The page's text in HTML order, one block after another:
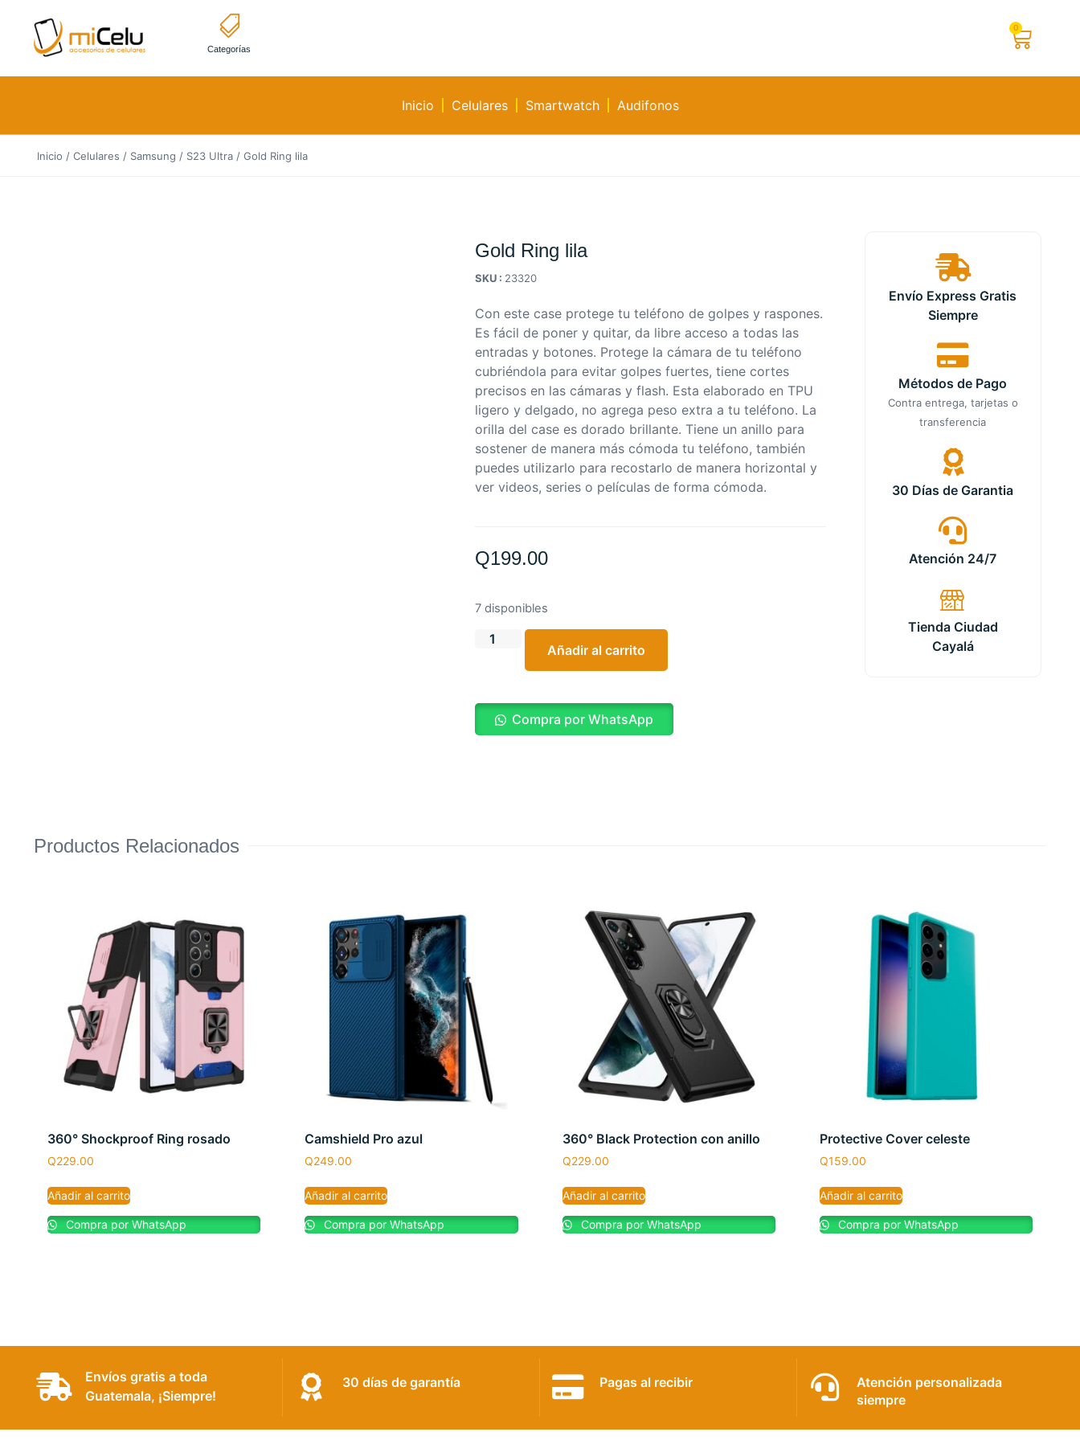
Categorías
0
Inicio Celulares Smartwatch Audifonos
Inicio / Celulares / Samsung / S23 Ultra / Gold Ring lila
Gold Ring lila
SKU : 23320
Con este case protege tu teléfono de golpes y raspones.
Es fácil de poner y quitar, da libre acceso a todas las
entradas y botones. Protege la cámara de tu teléfono
cubriéndola para evitar golpes fuertes, tiene cortes
precisos en las cámaras y flash. Esta elaborado en TPU
ligero y delgado, no agrega peso extra a tu teléfono. La
orilla del case es dorado brillante. Tiene un anillo para
sostener de manera más cómoda tu teléfono, también
puedes utilizarlo para recostarlo de manera horizontal y
ver videos, series o películas de forma cómoda.
Q199.00
7 disponibles
Añadir al carrito
Compra por WhatsApp
Envío Express Gratis
Siempre
Métodos de Pago
Contra entrega, tarjetas o
transferencia
30 Días de Garantia
Atención 24/7
Tienda Ciudad
Cayalá
Productos Relacionados
360° Shockproof Ring rosado
Q229.00
Añadir al carrito
Compra por WhatsApp
Camshield Pro azul
Q249.00
Añadir al carrito
Compra por WhatsApp
360° Black Protection con anillo
Q229.00
Añadir al carrito
Compra por WhatsApp
Protective Cover celeste
Q159.00
Añadir al carrito
Compra por WhatsApp
Envíos gratis a toda
Guatemala, ¡Siempre!
30 días de garantía Pagas al recibir
Atención personalizada
siempre